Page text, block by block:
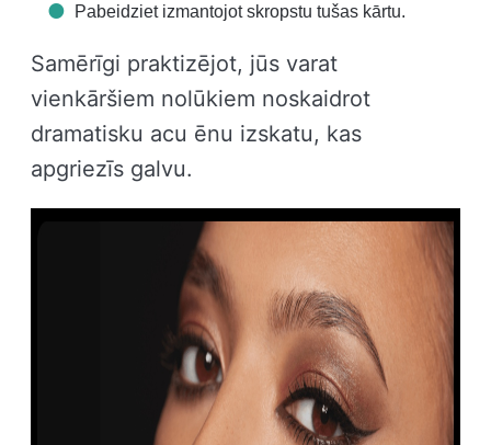
Pabeidziet izmantojot skropstu tušas kārtu.
Samērīgi praktizējot, jūs varat
vienkāršiem nolūkiem noskaidrot
dramatisku acu ēnu izskatu, kas
apgriezīs galvu.